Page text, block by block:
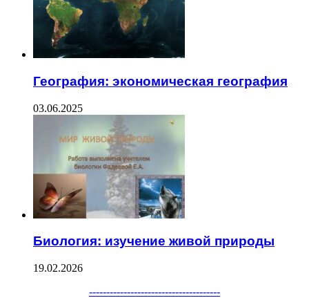
География: экономическая география
03.06.2025
Биология: изучение живой природы
19.02.2026
--------------------------------------